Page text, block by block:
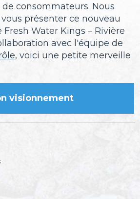
consommateurs. Nous
présenter ce nouveau
Water Kings – Rivière
avec l'équipe de
, voici une petite merveille
visionnement